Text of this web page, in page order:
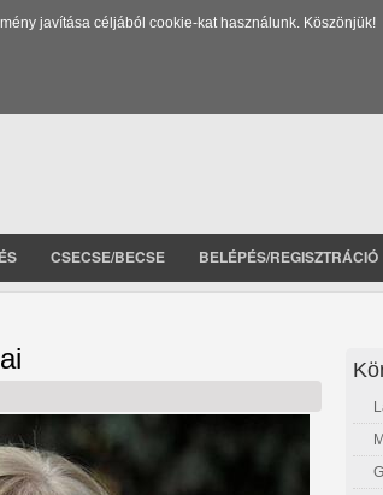
javítása céljából cookie-kat használunk. Köszönjük!
CSECSE/BECSE BELÉPÉS/REGISZTRÁCIÓ